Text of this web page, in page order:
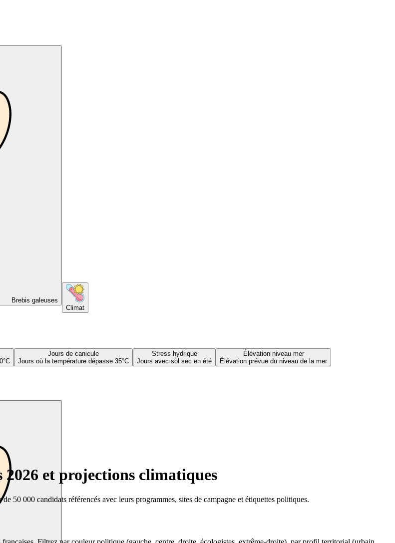
Brebis galeuses
Climat
Jours de canicule
Jours où la température dépasse 35°C
Stress hydrique
Jours avec sol sec en été
Élévation niveau mer
Élévation prévue du niveau de la mer
et projections climatiques
50 000 candidats référencés avec leurs programmes, sites de campagne et étiquettes politiques.